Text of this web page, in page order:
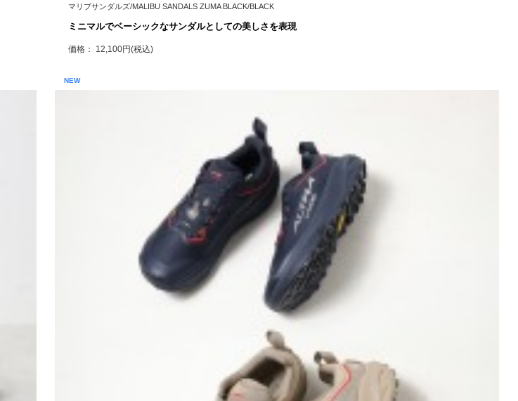
マリブサンダルズ/MALIBU SANDALS ZUMA BLACK/BLACK
ミニマルでベーシックなサンダルとしての美しさを表現
価格： 12,100円(税込)
NEW